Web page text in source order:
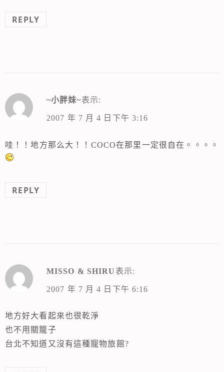
REPLY
~小胖妹~表示:
2007 年 7 月 4 日下午 3:16
哇！！地方那么大！！COCO在那里一定很自在。。。。
REPLY
MISSO & SHIRU表示:
2007 年 7 月 4 日下午 6:16
地方好大看起來也很乾淨
也不用關籠子
台北不知道又沒有這種寵物旅館?